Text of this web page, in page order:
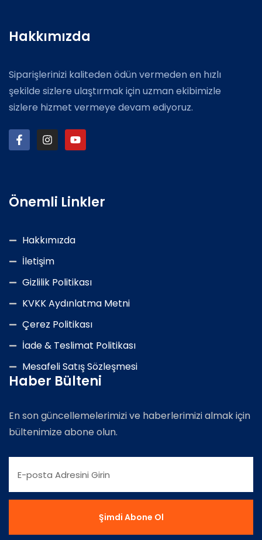
Hakkımızda
Siparişlerinizi kaliteden ödün vermeden en hızlı
şekilde sizlere ulaştırmak için uzman ekibimizle
sizlere hizmet vermeye devam ediyoruz.
Önemli Linkler
Hakkımızda
İletişim
Gizlilik Politikası
KVKK Aydınlatma Metni
Çerez Politikası
İade & Teslimat Politikası
Mesafeli Satış Sözleşmesi
Haber Bülteni
En son güncellemelerimizi ve haberlerimizi almak için
bültenimize abone olun.